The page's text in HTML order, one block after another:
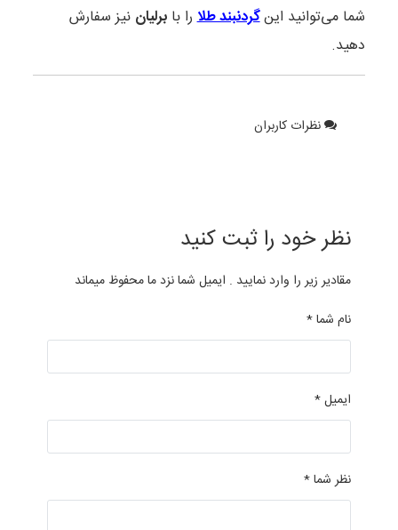
شما می‌توانید اینگردنبند طلارا بابرلیان نیز سفارش
دهید.
نظرات کاربران
نظر خود را ثبت کنید
مقادیر زیر را وارد نمایید . ایمیل شما نزد ما محفوظ میماند
نام شما *
ایمیل *
نظر شما *